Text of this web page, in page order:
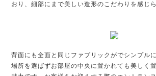
おり、細部にまで美しい造形のこだわりを感じら
背面にも全面と同じファブリックがでシンプル
場所を選ばずお部屋の中央に置かれても美しく